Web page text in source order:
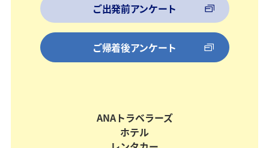
ご出発前アンケート
ご帰着後アンケート
ANAトラベラーズ
ホテル